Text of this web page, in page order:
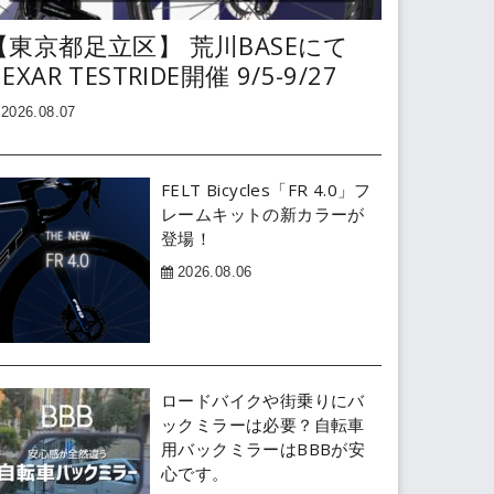
東京都足立区】 荒川BASEにて
TESTRIDE開催 9/5-9/27
2026.08.07
FELT Bicycles「FR 4.0」フ
レームキットの新カラーが
登場！
2026.08.06
ロードバイクや街乗りにバ
ックミラーは必要？自転車
用バックミラーはBBBが安
心です。